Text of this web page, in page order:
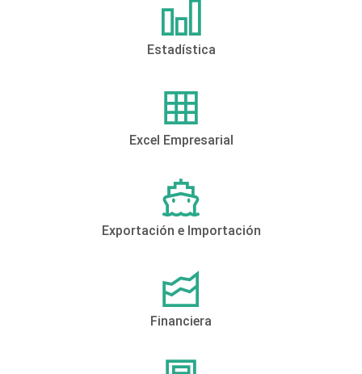
Estadística
Excel Empresarial
Exportación e Importación
Financiera